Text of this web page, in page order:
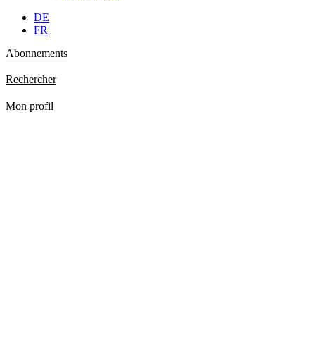
DE
FR
Abonnements
Rechercher
Mon profil